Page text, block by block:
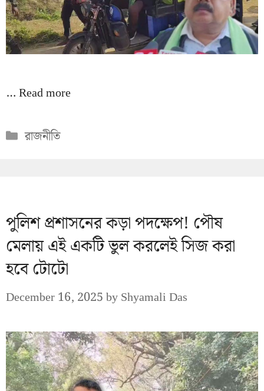
…Read more
Categories
রাজনীতি
পুলিশ প্রশাসনের কড়া পদক্ষেপ! পৌষ
মেলায় এই একটি ভুল করলেই সিজ করা
হবে টোটো
December 16, 2025byShyamali Das